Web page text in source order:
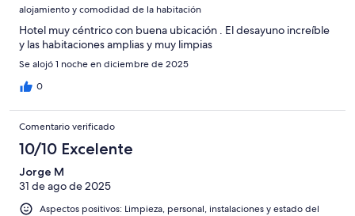
alojamiento y comodidad de la habitación
Hotel muy céntrico con buena ubicación . El desayuno increíble
y las habitaciones amplias y muy limpias
Se alojó 1 noche en diciembre de 2025
0
Comentario verificado
10/10 Excelente
Jorge M
31 de ago de 2025
Aspectos positivos: Limpieza, personal, instalaciones y estado del